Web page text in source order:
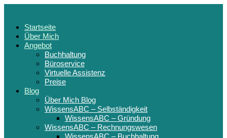
Startseite
Über Mich
Angebot
Buchhaltung
Büroservice
Virtuelle Assistenz
Preise
Blog
Über Mich Blog
WissensABC – Selbständigkeit
WissensABC – Gründung
WissensABC – Rechnungswesen
WissensABC – Buchhaltung